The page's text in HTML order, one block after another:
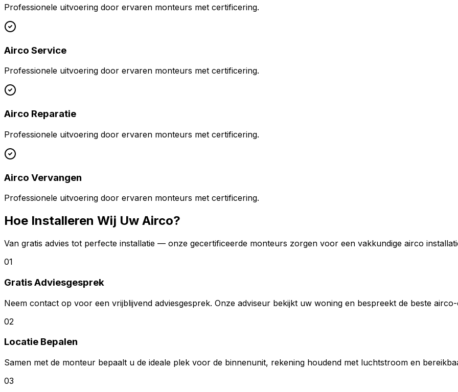
Professionele uitvoering door ervaren monteurs met certificering.
Airco Service
Professionele uitvoering door ervaren monteurs met certificering.
Airco Reparatie
Professionele uitvoering door ervaren monteurs met certificering.
Airco Vervangen
Professionele uitvoering door ervaren monteurs met certificering.
Hoe Installeren Wij Uw Airco?
Van gratis advies tot perfecte installatie — onze gecertificeerde monteurs zorgen voor een vakkundige airco
01
Gratis Adviesgesprek
Neem contact op voor een vrijblijvend adviesgesprek. Onze adviseur bekijkt uw woning en bespreekt de beste
02
Locatie Bepalen
Samen met de monteur bepaalt u de ideale plek voor de binnenunit, rekening houdend met luchtstroom en
03